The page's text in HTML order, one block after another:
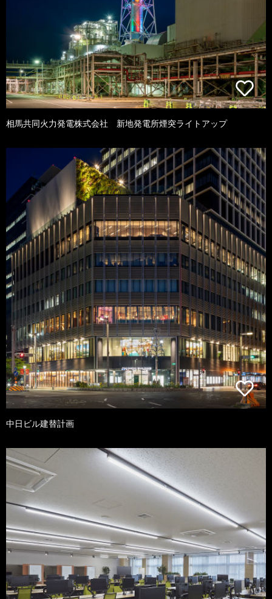
相馬共同火力発電株式会社 新地発電所煙突ライトアップ
中日ビル建替計画